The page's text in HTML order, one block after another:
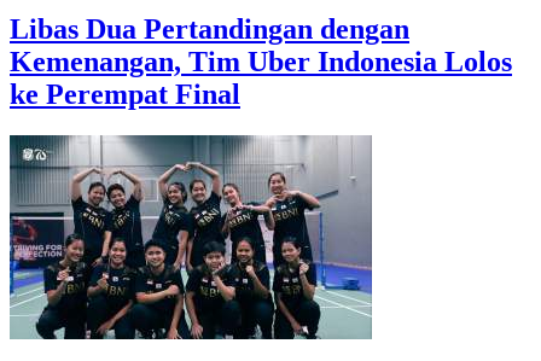
Libas Dua Pertandingan dengan
Kemenangan, Tim Uber Indonesia Lolos
ke Perempat Final